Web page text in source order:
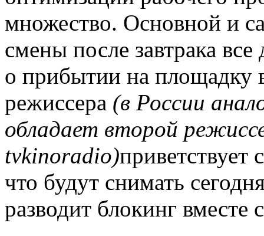
множество. Основной и
смены после завтрака
о прибытии на площадку
режиссера (в России
обладает второй
tvkinoradio)приветствует
что будут снимать
разводит блокинг вместе